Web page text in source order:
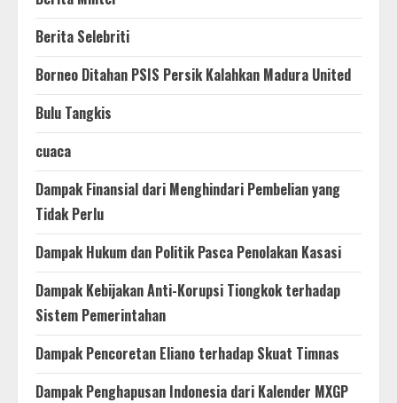
Berita Selebriti
Borneo Ditahan PSIS Persik Kalahkan Madura United
Bulu Tangkis
cuaca
Dampak Finansial dari Menghindari Pembelian yang
Tidak Perlu
Dampak Hukum dan Politik Pasca Penolakan Kasasi
Dampak Kebijakan Anti-Korupsi Tiongkok terhadap
Sistem Pemerintahan
Dampak Pencoretan Eliano terhadap Skuat Timnas
Dampak Penghapusan Indonesia dari Kalender MXGP